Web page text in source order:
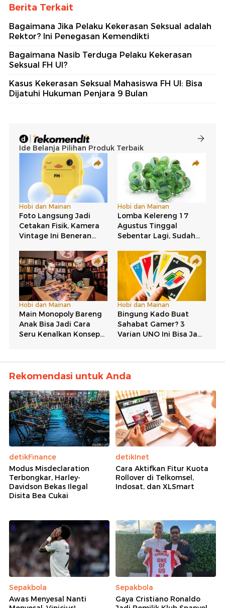
Berita Terkait
Bagaimana Jika Pelaku Kekerasan Seksual adalah
Rektor? Ini Penegasan Kemendikti
Bagaimana Nasib Terduga Pelaku Kekerasan
Seksual FH UI?
Kasus Kekerasan Seksual Mahasiswa FH UI: Bisa
Dijatuhi Hukuman Penjara 9 Bulan
Rekomendasi untuk Anda
detikFinance
Modus Misdeclaration
Terbongkar, Harley-
Davidson Bekas Ilegal
Disita Bea Cukai
detikInet
Cara Aktifkan Fitur Kuota
Rollover di Telkomsel,
Indosat, dan XLSmart
Sepakbola
Awas Menyesal Nanti
Sepakbola
Gaya Cristiano Ronaldo